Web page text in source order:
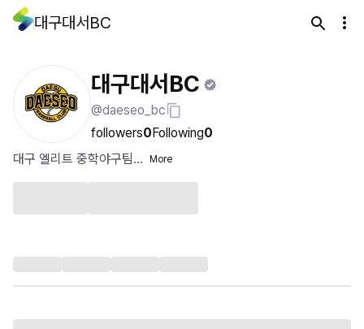
대구대서BC
대구대서BC
@daeseo_bc
followers0Following0
대구 엘리트 중학야구팀...
More